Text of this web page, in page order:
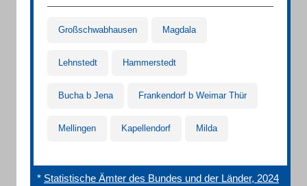
Großschwabhausen Magdala
Lehnstedt Hammerstedt
Bucha b Jena Frankendorf b Weimar Thür
Mellingen Kapellendorf Milda
* Statistische Ämter des Bundes und der Länder, 2024